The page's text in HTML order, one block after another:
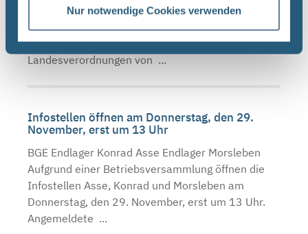
Nur notwendige Cookies verwenden
BGE schließt wegen der Corona-Pandemie erneut
die Infostellen Asse, Konrad und Morsleben. Mit
der Schließung setzt die BGE die
Landesverordnungen von ...
Infostellen öffnen am Donnerstag, den 29.
November, erst um 13 Uhr
BGE Endlager Konrad Asse Endlager Morsleben
Aufgrund einer Betriebsversammlung öffnen die
Infostellen Asse, Konrad und Morsleben am
Donnerstag, den 29. November, erst um 13 Uhr.
Angemeldete ...